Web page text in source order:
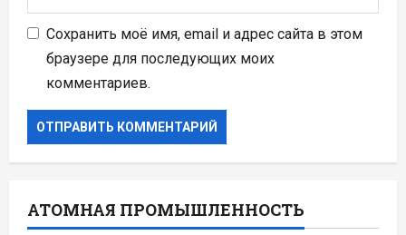
Сохранить моё имя, email и адрес сайта в этом
браузере для последующих моих
комментариев.
АТОМНАЯ ПРОМЫШЛЕННОСТЬ